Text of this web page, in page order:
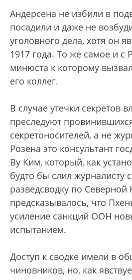
Андерсена не избили в
посадили и даже не
уголовного дела, хотя он
1917 года. То же самое и с
минюста к которому
его коллег.
В случае утечки секретов
преследуют
секретоносителей, а не
Розена это консультант
Ву Ким, который, как
будто бы слил журналисту
разведсводку по Северной
предсказывалось, что
усиление санкций ООН
испытанием.
Доступ к сводке имели в
чиновников, но, как